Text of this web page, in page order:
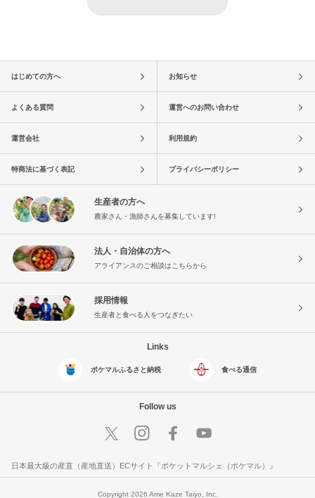
はじめての方へ お知らせ
よくある質問 運営へのお問い合わせ
運営会社 利用規約
特商法に基づく表記 プライバシーポリシー
生産者の方へ
農家さん・漁師さんを募集しています!
法人・自治体の方へ
アライアンスのご相談はこちらから
採用情報
生産者と食べる人をつなぎたい
Links
ポケマルふるさと納税 食べる通信
Follow us
日本最大級の産直（産地直送）ECサイト『ポケットマルシェ（ポケマル）』
Copyright 2026 Ame Kaze Taiyo, Inc.